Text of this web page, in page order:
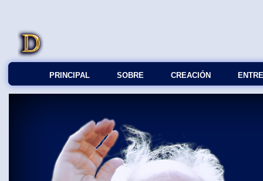
PRINCIPAL SOBRE СREACIÓN